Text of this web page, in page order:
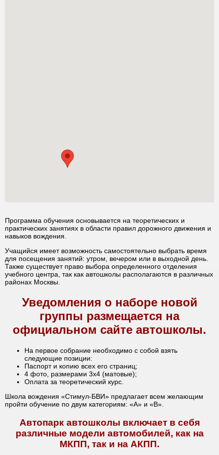
Программа обучения основывается на теоретических и
практических занятиях в области правил дорожного движения и
навыков вождения.
Учащийся имеет возможность самостоятельно выбрать время
для посещения занятий: утром, вечером или в выходной день.
Также существует право выбора определенного отделения
учебного центра, так как автошколы располагаются в различных
районах Москвы.
Уведомления о наборе новой
группы размещается на
официальном сайте автошколы.
На первое собрание необходимо с собой взять
следующие позиции:
Паспорт и копию всех его страниц;
4 фото, размерами 3х4 (матовые);
Оплата за теоретический курс.
Школа вождения «Стимул-БВИ» предлагает всем желающим
пройти обучение по двум категориям: «A» и «B».
Автопарк автошколы включает в себя
различные модели автомобилей, как на
МКПП, так и на АКПП.